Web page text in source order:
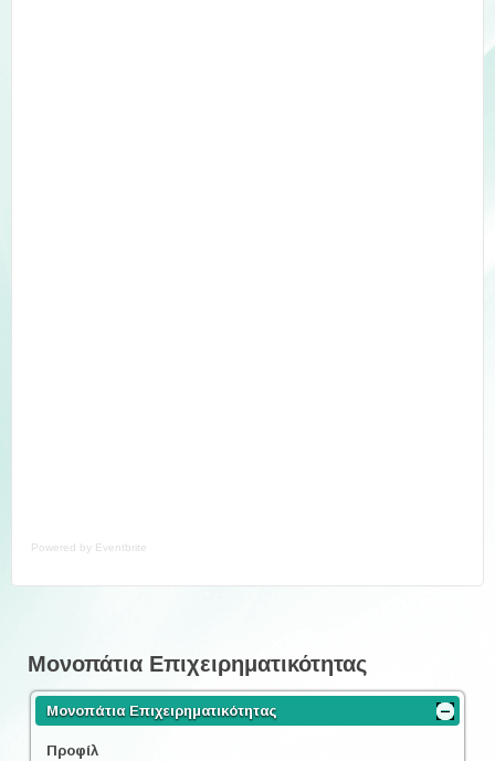
Powered by Eventbrite
Μονοπάτια Επιχειρηματικότητας
Μονοπάτια Επιχειρηματικότητας
Προφίλ